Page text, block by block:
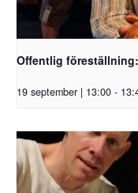
Offentlig
19 september | 13:00 -